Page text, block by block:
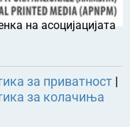
на асоцијацијата
за приватност |
за колачиња